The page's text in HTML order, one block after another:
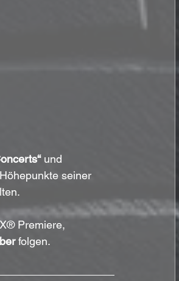
und
seiner
Premiere,
folgen.